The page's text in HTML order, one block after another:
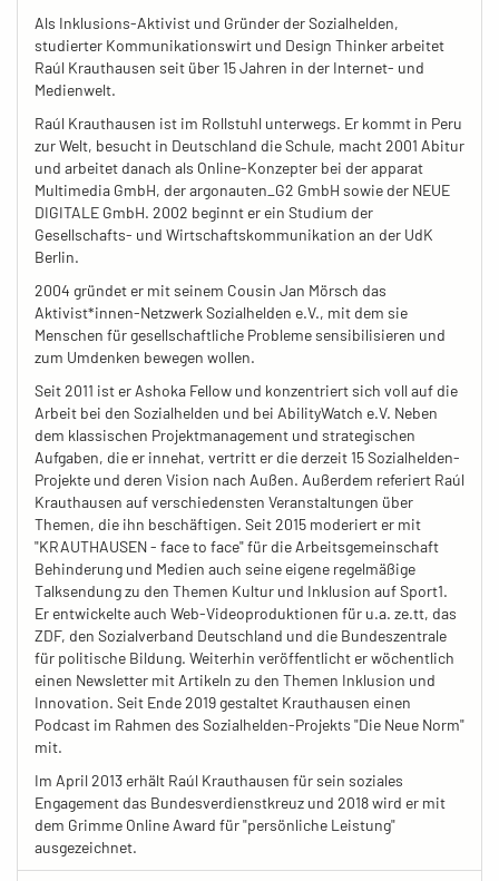
Als Inklusions-Aktivist und Gründer der Sozialhelden,
studierter Kommunikationswirt und Design Thinker arbeitet
Raúl Krauthausen seit über 15 Jahren in der Internet- und
Medienwelt.
Raúl Krauthausen ist im Rollstuhl unterwegs. Er kommt in Peru
zur Welt, besucht in Deutschland die Schule, macht 2001 Abitur
und arbeitet danach als Online-Konzepter bei der apparat
Multimedia GmbH, der argonauten_G2 GmbH sowie der NEUE
DIGITALE GmbH. 2002 beginnt er ein Studium der
Gesellschafts- und Wirtschaftskommunikation an der UdK
Berlin.
2004 gründet er mit seinem Cousin Jan Mörsch das
Aktivist*innen-Netzwerk Sozialhelden e.V., mit dem sie
Menschen für gesellschaftliche Probleme sensibilisieren und
zum Umdenken bewegen wollen.
Seit 2011 ist er Ashoka Fellow und konzentriert sich voll auf die
Arbeit bei den Sozialhelden und bei AbilityWatch e.V. Neben
dem klassischen Projektmanagement und strategischen
Aufgaben, die er innehat, vertritt er die derzeit 15 Sozialhelden-
Projekte und deren Vision nach Außen. Außerdem referiert Raúl
Krauthausen auf verschiedensten Veranstaltungen über
Themen, die ihn beschäftigen. Seit 2015 moderiert er mit
"KRAUTHAUSEN - face to face" für die Arbeitsgemeinschaft
Behinderung und Medien auch seine eigene regelmäßige
Talksendung zu den Themen Kultur und Inklusion auf Sport1.
Er entwickelte auch Web-Videoproduktionen für u.a. ze.tt, das
ZDF, den Sozialverband Deutschland und die Bundeszentrale
für politische Bildung. Weiterhin veröffentlicht er wöchentlich
einen Newsletter mit Artikeln zu den Themen Inklusion und
Innovation. Seit Ende 2019 gestaltet Krauthausen einen
Podcast im Rahmen des Sozialhelden-Projekts "Die Neue Norm"
mit.
Im April 2013 erhält Raúl Krauthausen für sein soziales
Engagement das Bundesverdienstkreuz und 2018 wird er mit
dem Grimme Online Award für "persönliche Leistung"
ausgezeichnet.